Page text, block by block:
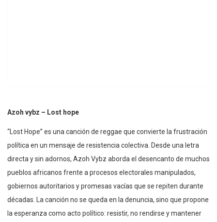
Azoh vybz – Lost hope
“Lost Hope” es una canción de reggae que convierte la frustración
política en un mensaje de resistencia colectiva. Desde una letra
directa y sin adornos, Azoh Vybz aborda el desencanto de muchos
pueblos africanos frente a procesos electorales manipulados,
gobiernos autoritarios y promesas vacías que se repiten durante
décadas. La canción no se queda en la denuncia, sino que propone
la esperanza como acto político: resistir, no rendirse y mantener